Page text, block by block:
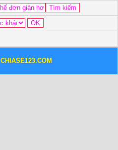
CHIASE123.COM